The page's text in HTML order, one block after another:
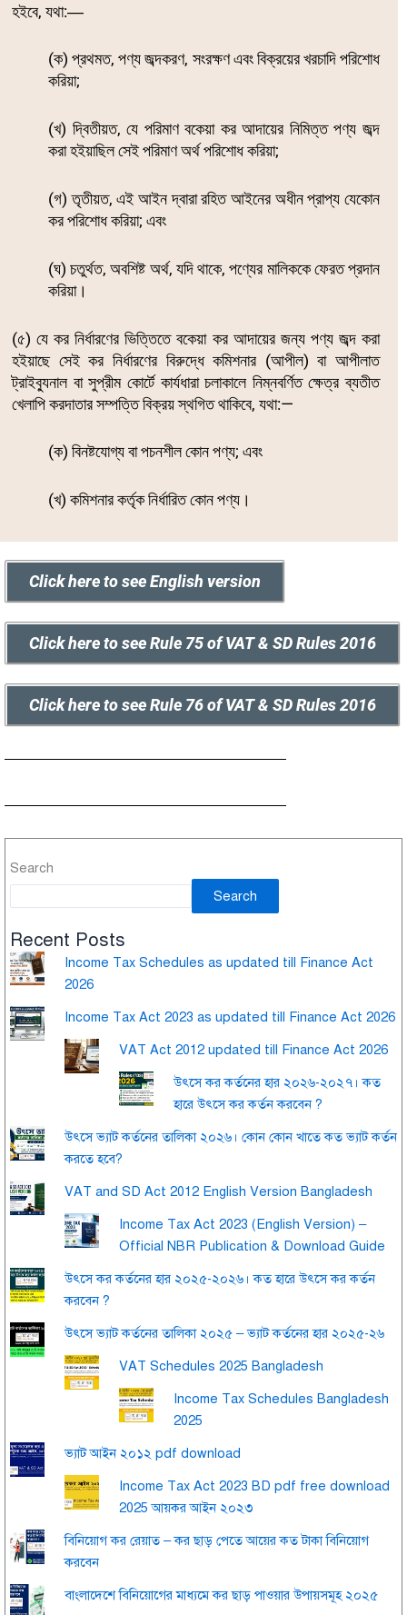
হইবে, যথা:―
(ক) প্রথমত, পণ্য জব্দকরণ, সংরক্ষণ এবং বিক্রয়ের খরচাদি পরিশোধ
করিয়া;
(খ) দ্বিতীয়ত, যে পরিমাণ বকেয়া কর আদায়ের নিমিত্ত পণ্য জব্দ
করা হইয়াছিল সেই পরিমাণ অর্থ পরিশোধ করিয়া;
(গ) তৃতীয়ত, এই আইন দ্বারা রহিত আইনের অধীন প্রাপ্য যেকোন
কর পরিশোধ করিয়া; এবং
(ঘ) চতুর্থত, অবশিষ্ট অর্থ, যদি থাকে, পণ্যের মালিককে ফেরত প্রদান
করিয়া।
(৫) যে কর নির্ধারণের ভিত্তিতে বকেয়া কর আদায়ের জন্য পণ্য জব্দ করা
হইয়াছে সেই কর নির্ধারণের বিরুদ্ধে কমিশনার (আপীল) বা আপীলাত
ট্রাইব্যুনাল বা সুপ্রীম কোর্টে কার্যধারা চলাকালে নিম্নবর্ণিত ক্ষেত্র ব্যতীত
খেলাপি করদাতার সম্পত্তি বিক্রয় স্থগিত থাকিবে, যথা:—
(ক) বিনষ্টযোগ্য বা পচনশীল কোন পণ্য; এবং
(খ) কমিশনার কর্তৃক নির্ধারিত কোন পণ্য।
Click here to see English version
Click here to see Rule 75 of VAT & SD Rules 2016
Click here to see Rule 76 of VAT & SD Rules 2016
Search
Search
Recent Posts
Income Tax Schedules as updated till Finance Act
2026
Income Tax Act 2023 as updated till Finance Act 2026
VAT Act 2012 updated till Finance Act 2026
উৎসে কর কর্তনের হার ২০২৬-২০২৭। কত
হারে উৎসে কর কর্তন করবেন ?
উৎসে ভ্যাট কর্তনের তালিকা ২০২৬। কোন কোন খাতে কত ভ্যাট কর্তন
করতে হবে?
VAT and SD Act 2012 English Version Bangladesh
Income Tax Act 2023 (English Version) –
Official NBR Publication & Download Guide
উৎসে কর কর্তনের হার ২০২৫-২০২৬। কত হারে উৎসে কর কর্তন
করবেন ?
উৎসে ভ্যাট কর্তনের তালিকা ২০২৫ – ভ্যাট কর্তনের হার ২০২৫-২৬
VAT Schedules 2025 Bangladesh
Income Tax Schedules Bangladesh
2025
ভ্যাট আইন ২০১২ pdf download
Income Tax Act 2023 BD pdf free download
2025 আয়কর আইন ২০২৩
বিনিয়োগ কর রেয়াত – কর ছাড় পেতে আয়ের কত টাকা বিনিয়োগ
করবেন
বাংলাদেশে বিনিয়োগের মাধ্যমে কর ছাড় পাওয়ার উপায়সমূহ ২০২৫